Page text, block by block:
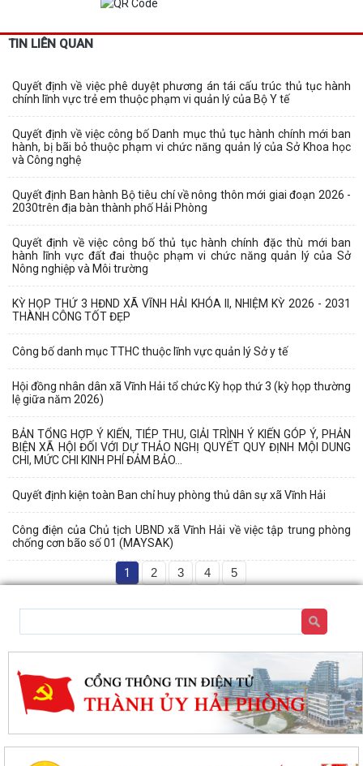
TIN LIÊN QUAN
Quyết định về việc phê duyệt phương án tái cấu trúc thủ tục hành
chính lĩnh vực trẻ em thuộc phạm vi quản lý của Bộ Y tế
Quyết định về việc công bố Danh mục thủ tục hành chính mới ban
hành, bị bãi bỏ thuộc phạm vi chức năng quản lý của Sở Khoa học
và Công nghệ
Quyết định Ban hành Bộ tiêu chí về nông thôn mới giai đoạn 2026 -
2030trên địa bàn thành phố Hải Phòng
Quyết định về việc công bố thủ tục hành chính đặc thù mới ban
hành lĩnh vực đất đai thuộc phạm vi chức năng quản lý của Sở
Nông nghiệp và Môi trường
KỲ HỌP THỨ 3 HĐND XÃ VĨNH HẢI KHÓA II, NHIỆM KỲ 2026 - 2031
THÀNH CÔNG TỐT ĐẸP
Công bố danh mục TTHC thuộc lĩnh vực quản lý Sở y tế
Hội đồng nhân dân xã Vĩnh Hải tổ chức Kỳ họp thứ 3 (kỳ họp thường
lệ giữa năm 2026)
BẢN TỔNG HỢP Ý KIẾN, TIÉP THU, GIẢI TRÌNH Ý KIẾN GÓP Ý, PHẢN
BIỆN XÃ HỘI ĐỐI VỚI DỰ THẢO NGHỊ QUYẾT QUY ĐỊNH MỘI DUNG
CHI, MỨC CHI KINH PHÍ ĐẢM BẢO...
Quyết định kiện toàn Ban chỉ huy phòng thủ dân sự xã Vĩnh Hải
Công điện của Chủ tịch UBND xã Vĩnh Hải về việc tập trung phòng
chống cơn bão số 01 (MAYSAK)
1 2 3 4 5